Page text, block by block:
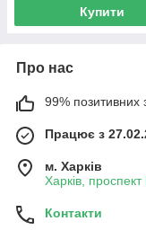
Купити
Про нас
99% позитивних
Працює з
м. Харків
Харків, проспект
Контакти